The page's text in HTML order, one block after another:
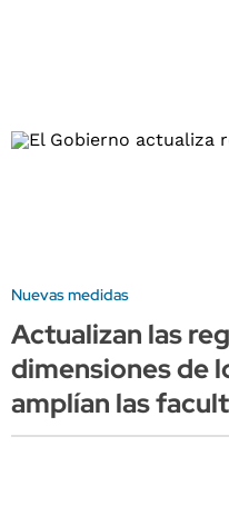
Nuevas medidas
Actualizan las
dimensiones de
amplían las